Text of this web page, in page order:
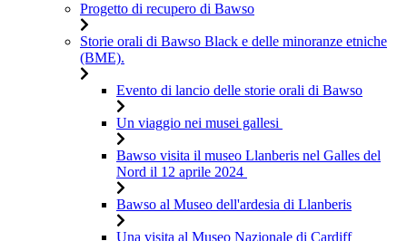
Progetto di recupero di Bawso
Storie orali di Bawso Black e delle minoranze etniche
(BME).
Evento di lancio delle storie orali di Bawso
Un viaggio nei musei gallesi
Bawso visita il museo Llanberis nel Galles del
Nord il 12 aprile 2024
Bawso al Museo dell'ardesia di Llanberis
Una visita al Museo Nazionale di Cardiff